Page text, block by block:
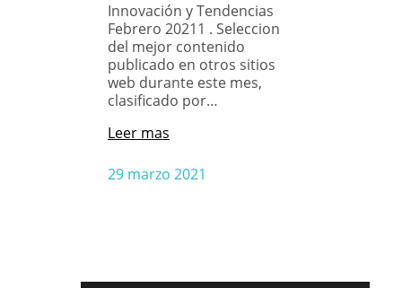
Innovación y Tendencias
Febrero 20211 . Seleccion
del mejor contenido
publicado en otros sitios
web durante este mes,
clasificado por…
29 marzo 2021
Leer mas